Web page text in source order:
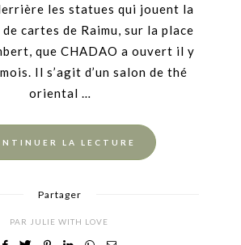
les statues qui jouent la
de cartes de Raimu, sur la place
que CHADAO a ouvert il y
Il s’agit d’un salon de thé
oriental …
LA LECTURE
Partager
PAR JULIE WITH LOVE